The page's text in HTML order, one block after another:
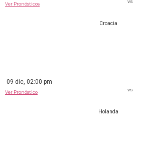
Ver Pronósticos
Croacia
VS
09 dic, 02:00 pm
Ver Pronóstico
Holanda
VS